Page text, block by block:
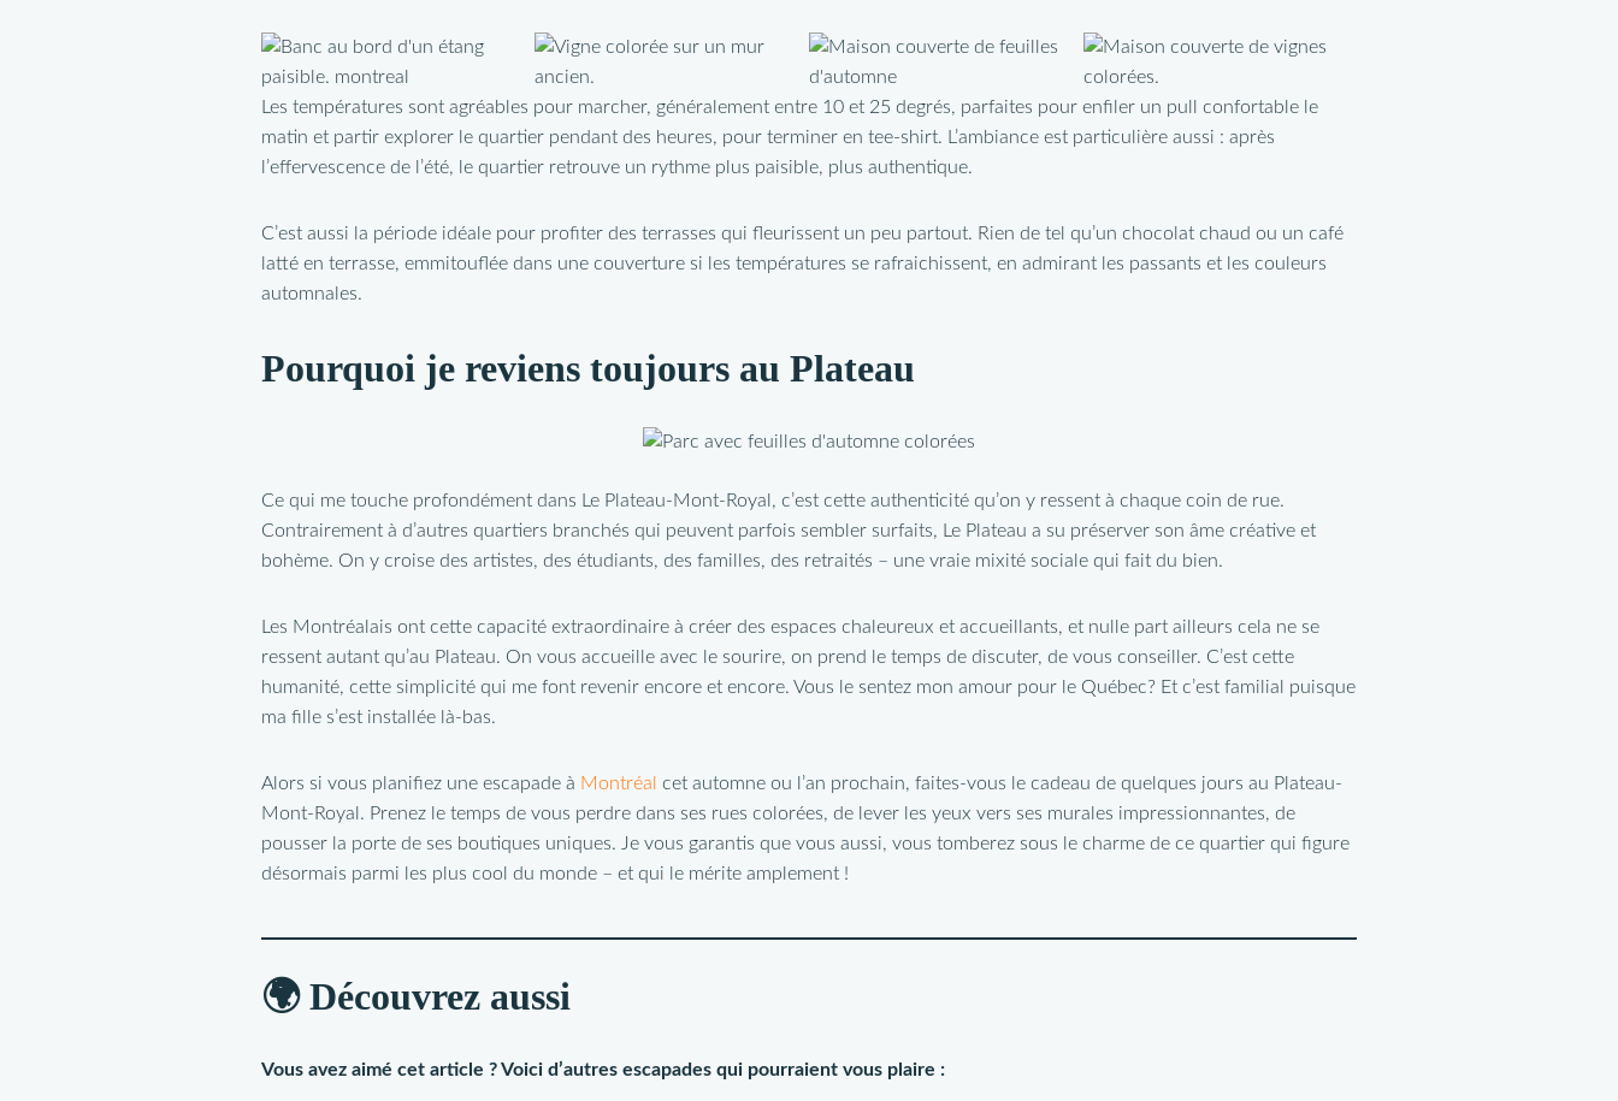
Les températures sont agréables pour marcher, généralement entre 10 et 25 degrés, parfaites pour enfiler un pull confortable le
matin et partir explorer le quartier pendant des heures, pour terminer en tee-shirt. L’ambiance est particulière aussi : après
l’effervescence de l’été, le quartier retrouve un rythme plus paisible, plus authentique.
C’est aussi la période idéale pour profiter des terrasses qui fleurissent un peu partout. Rien de tel qu’un chocolat chaud ou un café
latté en terrasse, emmitouflée dans une couverture si les températures se rafraichissent, en admirant les passants et les couleurs
automnales.
Pourquoi je reviens toujours au Plateau
Ce qui me touche profondément dans Le Plateau-Mont-Royal, c’est cette authenticité qu’on y ressent à chaque coin de rue.
Contrairement à d’autres quartiers branchés qui peuvent parfois sembler surfaits, Le Plateau a su préserver son âme créative et
bohème. On y croise des artistes, des étudiants, des familles, des retraités – une vraie mixité sociale qui fait du bien.
Les Montréalais ont cette capacité extraordinaire à créer des espaces chaleureux et accueillants, et nulle part ailleurs cela ne se
ressent autant qu’au Plateau. On vous accueille avec le sourire, on prend le temps de discuter, de vous conseiller. C’est cette
humanité, cette simplicité qui me font revenir encore et encore. Vous le sentez mon amour pour le Québec? Et c’est familial puisque
ma fille s’est installée là-bas.
Alors si vous planifiez une escapade à Montréal cet automne ou l’an prochain, faites-vous le cadeau de quelques jours au Plateau-
Mont-Royal. Prenez le temps de vous perdre dans ses rues colorées, de lever les yeux vers ses murales impressionnantes, de
pousser la porte de ses boutiques uniques. Je vous garantis que vous aussi, vous tomberez sous le charme de ce quartier qui figure
désormais parmi les plus cool du monde – et qui le mérite amplement !
🌍 Découvrez aussi
Vous avez aimé cet article ? Voici d’autres escapades qui pourraient vous plaire :